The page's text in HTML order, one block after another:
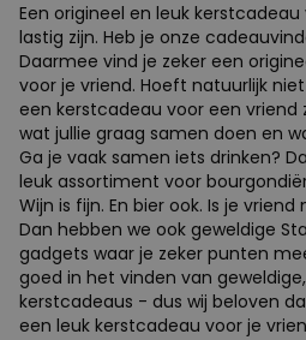
Een origineel en leuk
lastig zijn. Heb je onze
Daarmee vind je zeker een
voor je vriend. Hoeft natuurlijk
een kerstcadeau voor een vriend
wat jullie graag samen doen en
Ga je vaak samen iets drinken?
leuk assortiment voor
Wijn is fijn. En bier ook. Is je
Dan hebben we ook geweldige
gadgets waar je zeker punten
goed in het vinden van
kerstcadeaus - dus wij beloven
een leuk kerstcadeau voor je